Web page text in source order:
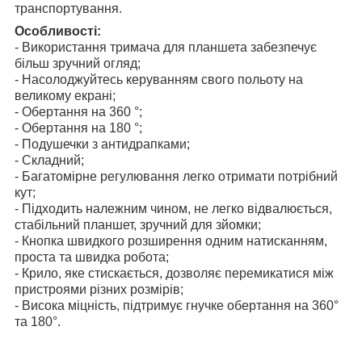
транспортування.
Особливості:
- Використання тримача для планшета забезпечує
більш зручний огляд;
- Насолоджуйтесь керуванням свого польоту на
великому екрані;
- Обертання на 360 °;
- Обертання на 180 °;
- Подушечки з антидрапками;
- Складний;
- Багатомірне регулювання легко отримати потрібний
кут;
- Підходить належним чином, не легко відвалюється,
стабільний планшет, зручний для зйомки;
- Кнопка швидкого розширення одним натисканням,
проста та швидка робота;
- Крило, яке стискається, дозволяє перемикатися між
пристроями різних розмірів;
- Висока міцність, підтримує гнучке обертання на 360°
та 180°.